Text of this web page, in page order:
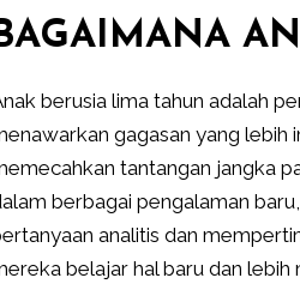
berusia lima tahun adalah
gagasan yang lebih
tantangan jangka
berbagai pengalaman
analitis dan
belajar hal baru dan lebih